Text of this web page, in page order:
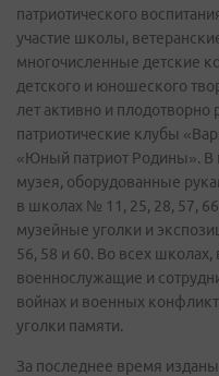
патриотического
участие школы,
многочисленные детские
детского и юношеского
лет активно и плодотворно
патриотические клубы
«Юный патриот Родины». В
музея, оборудованные
в школах № 11, 25, 28, 57,
музейные уголки и
56, 58 и 60. Во всех школах,
военнослужащие и
войнах и военных
уголки памяти.
За последнее время